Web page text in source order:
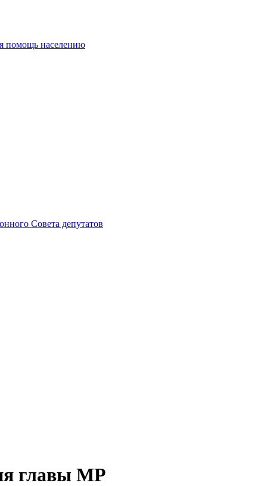
помощь населению
Совета депутатов
главы МР